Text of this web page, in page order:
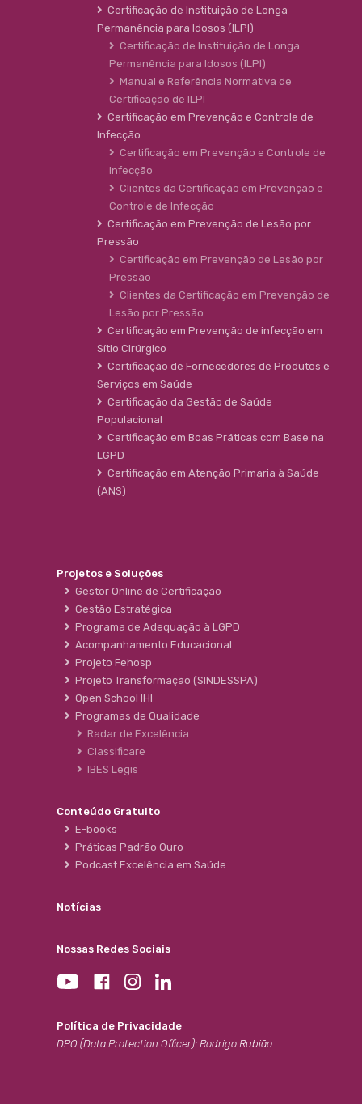
Certificação de Instituição de Longa
Permanência para Idosos (ILPI)
Certificação de Instituição de Longa
Permanência para Idosos (ILPI)
Manual e Referência Normativa de
Certificação de ILPI
Certificação em Prevenção e Controle de
Infecção
Certificação em Prevenção e Controle de
Infecção
Clientes da Certificação em Prevenção e
Controle de Infecção
Certificação em Prevenção de Lesão por
Pressão
Certificação em Prevenção de Lesão por
Pressão
Clientes da Certificação em Prevenção de
Lesão por Pressão
Certificação em Prevenção de infecção em
Sítio Cirúrgico
Certificação de Fornecedores de Produtos e
Serviços em Saúde
Certificação da Gestão de Saúde
Populacional
Certificação em Boas Práticas com Base na
LGPD
Certificação em Atenção Primaria à Saúde
(ANS)
Projetos e Soluções
Gestor Online de Certificação
Gestão Estratégica
Programa de Adequação à LGPD
Acompanhamento Educacional
Projeto Fehosp
Projeto Transformação (SINDESSPA)
Open School IHI
Programas de Qualidade
Radar de Excelência
Classificare
IBES Legis
Conteúdo Gratuito
E-books
Práticas Padrão Ouro
Podcast Excelência em Saúde
Notícias
Nossas Redes Sociais
Política de Privacidade
DPO (Data Protection Officer): Rodrigo Rubião